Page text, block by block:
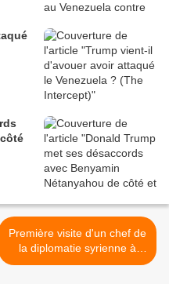
Première visite d'un chef de
la diplomatie syrienne à
Washington depuis 25 ans